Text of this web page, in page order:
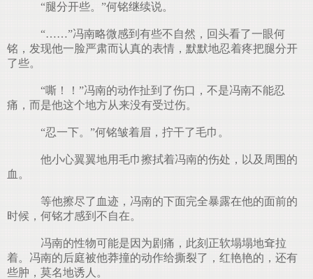
“腿分开些。”何铭继续说。
“……”冯南略微感到有些不自然，回头看了一眼何
铭，发现他一脸严肃而认真的表情，默默地忍着疼把腿分开
了些。
“嘶！！”冯南的动作扯到了伤口，不是冯南不能忍
痛，而是他这个地方从来没有受过伤。
“忍一下。”何铭皱着眉，拧干了毛巾。
他小心翼翼地用毛巾擦拭着冯南的伤处，以及周围的
血。
等他擦尽了血迹，冯南的下面完全暴露在他的面前的
时候，何铭才感到不自在。
冯南的性物可能是因为剧痛，此刻正软塌塌地耷拉
着。冯南的后庭被他莽撞的动作给撕裂了，红艳艳的，还有
些肿，莫名地诱人。